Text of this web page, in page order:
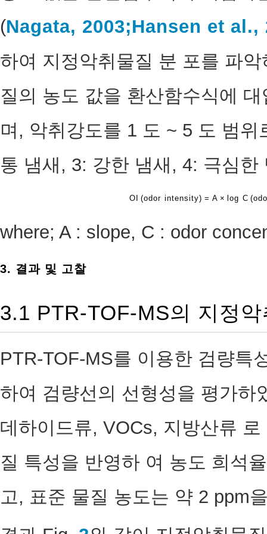
(Nagata, 2003;Hansen et al.,
하여 지정악취물질 분 포를 파
질의 농도 값을 환산함수식에
며, 악취강도를 1 도 ~ 5 도 범
통 냄새, 3: 강한 냄새, 4: 극심
O (odor intensity) = A × log C (odo
where; A : slope, C : odor
3. 결과 및 고찰
3.1 PTR-TOF-MS의 지정
PTR-TOF-MS를 이용한 검량특
하여 검량선의 선형성을 평가
데하이드류, VOCs, 지방산류
질 특성을 반영하 여 농도 희석
고, 표준 물질 농도는 약 2 ppm